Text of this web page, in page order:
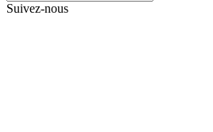
Suivez-nous